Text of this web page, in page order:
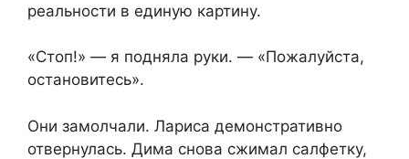
реальности в единую картину.
«Стоп!» — я подняла руки. — «Пожалуйста,
остановитесь».
Они замолчали. Лариса демонстративно
отвернулась. Дима снова сжимал салфетку,